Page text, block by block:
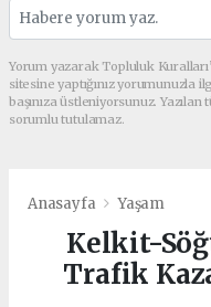
Yorum yazarak Topluluk
sitesine yaptığınız yorumunuzla
başınıza üstleniyorsunuz.
sorumlu tutulamaz.
Anasayfa Yaşam
Kelkit-
Trafik